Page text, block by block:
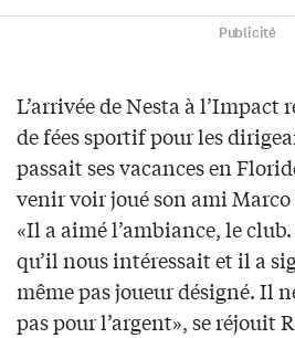
Publicité
L’arrivée de Nesta à l’Impact
de fées sportif pour les
passait ses vacances en
venir voir joué son ami
«Il a aimé l’ambiance, le
qu’il nous intéressait et il a
même pas joueur désigné. Il
pas pour l’argent», se réjouit